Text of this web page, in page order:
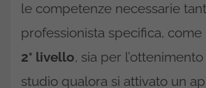
le competenze necessarie
professionista specifica, come
2° livello, sia per
studio qualora si attivato un